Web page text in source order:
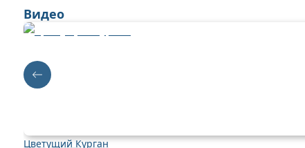
Видео
Цветущий Курган